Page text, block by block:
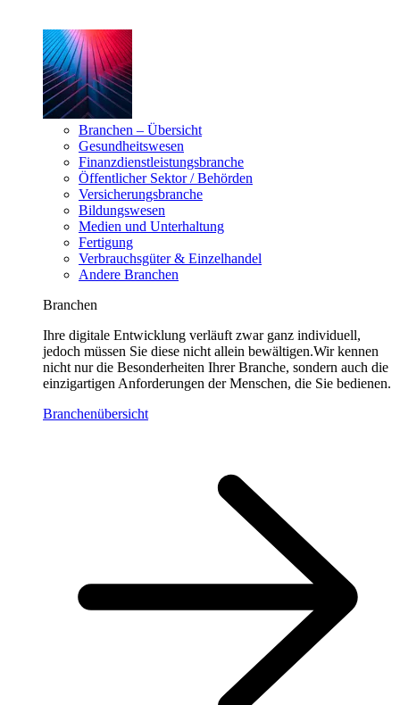
Branchen – Übersicht
Gesundheitswesen
Finanzdienstleistungsbranche
Öffentlicher Sektor / Behörden
Versicherungsbranche
Bildungswesen
Medien und Unterhaltung
Fertigung
Verbrauchsgüter & Einzelhandel
Andere Branchen
Branchen
Ihre digitale Entwicklung verläuft zwar ganz individuell,
jedoch müssen Sie diese nicht allein bewältigen.Wir kennen
nicht nur die Besonderheiten Ihrer Branche, sondern auch die
einzigartigen Anforderungen der Menschen, die Sie bedienen.
Branchenübersicht